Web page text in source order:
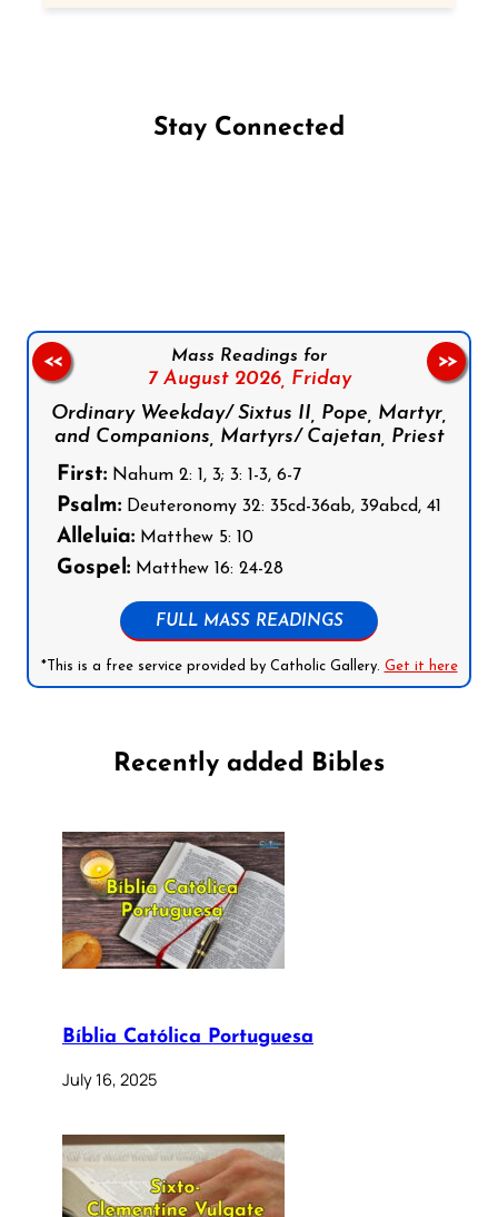
Stay Connected
Mass Readings for
7 August 2026, Friday
Ordinary Weekday/ Sixtus II, Pope, Martyr,
and Companions, Martyrs/ Cajetan, Priest
First: Nahum 2: 1, 3; 3: 1-3, 6-7
Psalm: Deuteronomy 32: 35cd-36ab, 39abcd, 41
Alleluia: Matthew 5: 10
Gospel: Matthew 16: 24-28
FULL MASS READINGS
*This is a free service provided by Catholic Gallery. Get it here
<< >>
Recently added Bibles
Bíblia Católica Portuguesa
July 16, 2025